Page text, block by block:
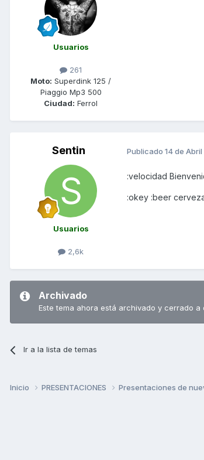
Usuarios
261
Moto: Superdink 125 /
Piaggio Mp3 500
Ciudad: Ferrol
Sentin
Usuarios
2,6k
Publicado 14 de Abril
:velocidad
:okey :beer
Archivado
Este tema ahora está archivado y cerrado a
Ir a la lista de temas
Inicio PRESENTACIONES Presentaciones de